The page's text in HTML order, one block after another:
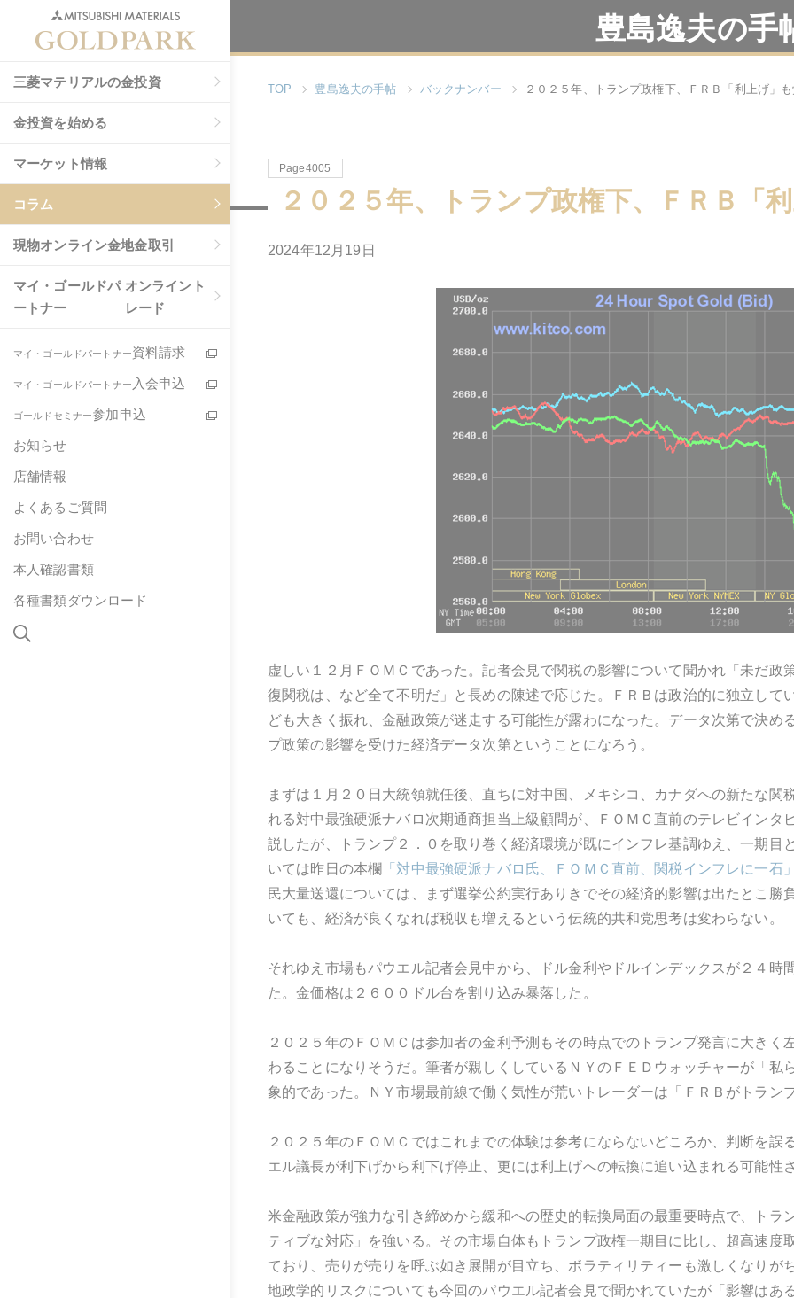
三菱マテリアルの金投資
金投資を始める
マーケット情報
コラム
現物オンライン金地金取引
マイ・ゴールドパ
ートナー
オンライント
レード
マイ・ゴールドパートナー資料請求
マイ・ゴールドパートナー 入会申込
ゴールドセミナー参加申込
お知らせ
店舗情報
よくあるご質問
お問い合わせ
本人確認書類
各種書類ダウンロード
豊島逸夫の手
TOP 豊島逸夫の手帖 バックナンバー ２０２５年、トランプ政権下、ＦＲＢ「利上げ」
Page4005
２０２５年、トランプ政権下、ＦＲＢ「
2024年12月19日
虚しい１２月ＦＯＭＣであった。記者会見で関税の影響について聞かれ「未だ政
復関税は、など全て不明だ」と長めの陳述で応じた。ＦＲＢは政治的に独立して
ども大きく振れ、金融政策が迷走する可能性が露わになった。データ次第で決め
プ政策の影響を受けた経済データ次第ということになろう。
まずは１月２０日大統領就任後、直ちに対中国、メキシコ、カナダへの新たな
れる対中最強硬派ナバロ次期通商担当上級顧問が、ＦＯＭＣ直前のテレビインタ
説したが、トランプ２．０を取り巻く経済環境が既にインフレ基調ゆえ、一期目
いては昨日の本欄 「対中最強硬派ナバロ氏、ＦＯＭＣ直前、関税インフレに一石」
民大量送還については、まず選挙公約実行ありきでその経済的影響は出たとこ勝
いても、経済が良くなれば税収も増えるという伝統的共和党思考は変わらない。
それゆえ市場もパウエル記者会見中から、ドル金利やドルインデックスが２４時
た。金価格は２６００ドル台を割り込み暴落した。
２０２５年のＦＯＭＣは参加者の金利予測もその時点でのトランプ発言に大き
わることになりそうだ。筆者が親しくしているＮＹのＦＥＤウォッチャーが「私
象的であった。ＮＹ市場最前線で働く気性が荒いトレーダーは「ＦＲＢがトラン
２０２５年のＦＯＭＣではこれまでの体験は参考にならないどころか、判断を誤
エル議長が利下げから利下げ停止、更には利上げへの転換に追い込まれる可能性
米金融政策が強力な引き締めから緩和への歴史的転換局面の最重要時点で、トラ
ティブな対応」を強いる。その市場自体もトランプ政権一期目に比し、超高速度
ており、売りが売りを呼ぶ如き展開が目立ち、ボラティリティーも激しくなりが
地政学的リスクについても今回のパウエル記者会見で聞かれていたが「影響はあ